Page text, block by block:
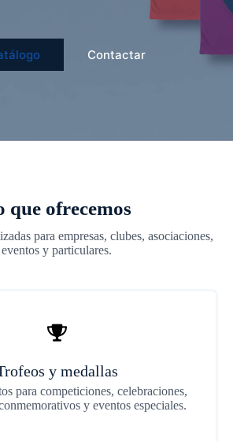
Contactar
que ofrecemos
para empresas, clubes, asociaciones,
eventos y particulares.
y medallas
para competiciones, celebraciones,
y eventos especiales.